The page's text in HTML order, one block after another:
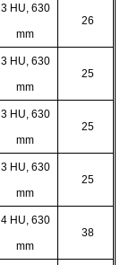
3 HU, 630
mm
26
3 HU, 630
mm
25
3 HU, 630
mm
25
3 HU, 630
mm
25
4 HU, 630
mm
38